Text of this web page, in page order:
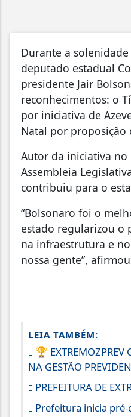
Durante a
deputado estadual
presidente Jair
reconhecimentos: o
por iniciativa de
Natal por proposição
Autor da iniciativa no
Assembleia
contribuiu para o
“Bolsonaro foi o
estado regularizou o
na infraestrutura e
nossa gente”,
LEIA TAMBÉM:
🏆 EXTREMOZPREV
NA GESTÃO
PREFEITURA DE
Prefeitura inicia